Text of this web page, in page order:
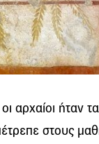
αρχαίοι ήταν
στους